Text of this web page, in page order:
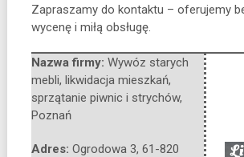
Zapraszamy do kontaktu – oferujemy
wycenę i miłą obsługę.
Nazwa firmy: Wywóz starych
mebli, likwidacja mieszkań,
sprzątanie piwnic i strychów,
Poznań
Adres: Ogrodowa 3, 61-820